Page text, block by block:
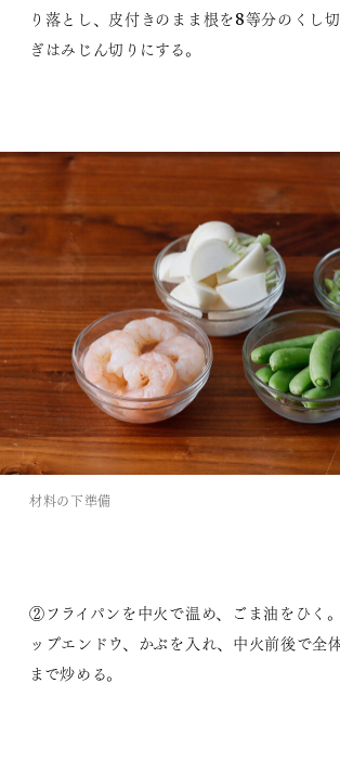
り落とし、皮付きのまま根を8等分のくし
ぎはみじん切りにする。
材料の下準備
②フライパンを中火で温め、ごま油をひく
ップエンドウ、かぶを入れ、中火前後で全
まで炒める。